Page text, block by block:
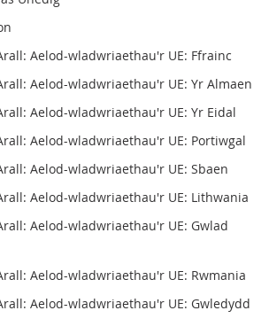
Aelod-wladwriaethau'r UE: Ffrainc
Aelod-wladwriaethau'r UE: Yr Almaen
Aelod-wladwriaethau'r UE: Yr Eidal
Aelod-wladwriaethau'r UE: Portiwgal
Aelod-wladwriaethau'r UE: Sbaen
Aelod-wladwriaethau'r UE: Lithwania
Aelod-wladwriaethau'r UE: Gwlad
Aelod-wladwriaethau'r UE: Rwmania
Aelod-wladwriaethau'r UE: Gwledydd